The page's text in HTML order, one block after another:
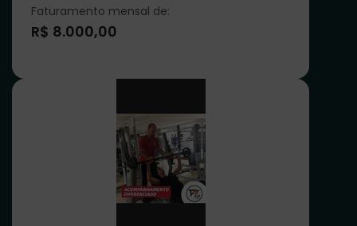
Faturamento mensal de:
R$ 8.000,00